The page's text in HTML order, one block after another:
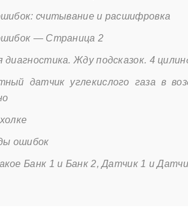
считывание и расшифровка
— Страница 2
диагностика. Жду подсказок. 4
датчик углекислого газа в
ошибок
Банк 1 и Банк 2, Датчик 1 и